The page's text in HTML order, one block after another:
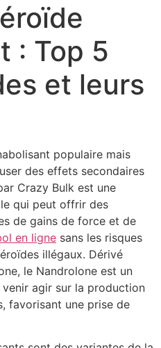
: Top 5
et leurs
populaire mais
des effets secondaires
Crazy Bulk est une
qui peut offrir des
de gains de force et de
en ligne sans les risques
illégaux. Dérivé
le Nandrolone est un
agir sur la production
favorisant une prise de